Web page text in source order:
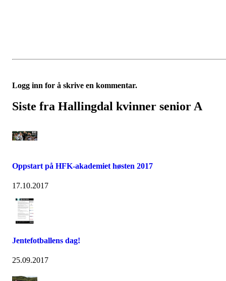
Logg inn for å skrive en kommentar.
Siste fra Hallingdal kvinner senior A
Oppstart på HFK-akademiet høsten 2017
17.10.2017
Jentefotballens dag!
25.09.2017